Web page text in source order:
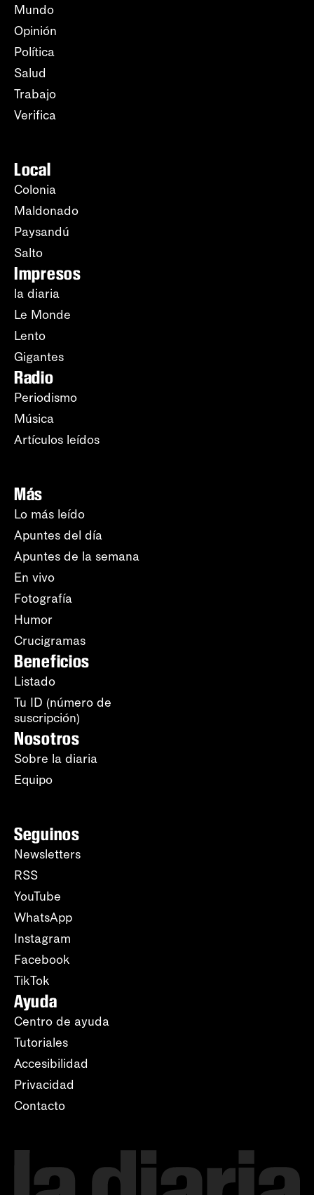
Mundo
Opinión
Política
Salud
Trabajo
Verifica
Local
Colonia
Maldonado
Paysandú
Salto
Impresos
la diaria
Le Monde
Lento
Gigantes
Radio
Periodismo
Música
Artículos leídos
Más
Lo más leído
Apuntes del día
Apuntes de la semana
En vivo
Fotografía
Humor
Crucigramas
Beneficios
Listado
Tu ID (número de
suscripción)
Nosotros
Sobre la diaria
Equipo
Seguinos
Newsletters
RSS
YouTube
WhatsApp
Instagram
Facebook
TikTok
Ayuda
Centro de ayuda
Tutoriales
Accesibilidad
Privacidad
Contacto